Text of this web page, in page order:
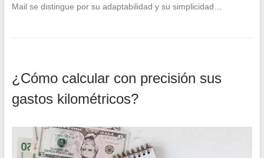
Mail se distingue por su adaptabilidad y su simplicidad…
¿Cómo calcular con precisión sus
gastos kilométricos?